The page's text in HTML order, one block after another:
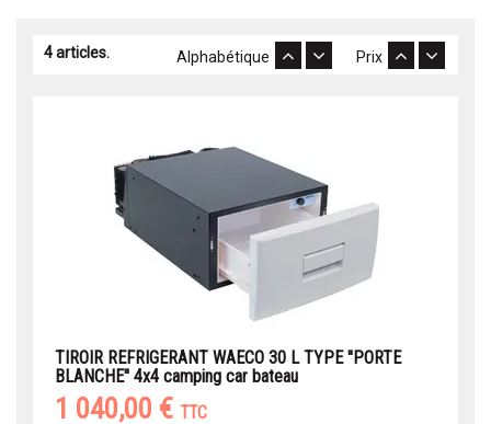
4 articles. Prix
Alphabétique
TIROIR REFRIGERANT WAECO 30 L TYPE ''PORTE
BLANCHE'' 4x4 camping car bateau
1 040,00 € TTC